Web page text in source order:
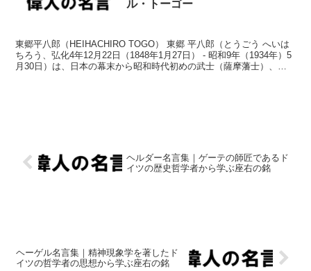
ル・トーゴー
東郷平八郎（HEIHACHIRO TOGO） 東郷 平八郎（とうごう へいは
ちろう、弘化4年12月22日（1848年1月27日） - 昭和9年（1934年）5
月30日）は、日本の幕末から昭和時代初めの武士（薩摩藩士）、海
ヘルダー名言集｜ゲーテの師匠であるド
イツの歴史哲学者から学ぶ座右の銘
ヘーゲル名言集｜精神現象学を著したド
イツの哲学者の思想から学ぶ座右の銘